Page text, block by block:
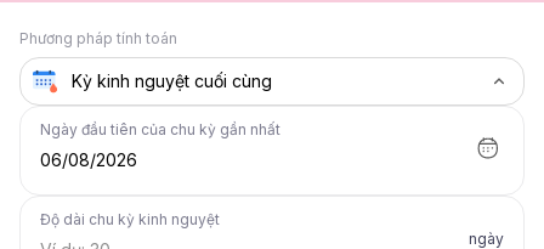
Phương pháp tính toán
Ngày đầu tiên của chu kỳ gần nhất
06/08/2026
Độ dài chu kỳ kinh nguyệt
ngày